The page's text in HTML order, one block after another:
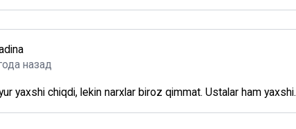
назад
yaxshi chiqdi, lekin narxlar biroz qimmat. Ustalar ham yaxshi.